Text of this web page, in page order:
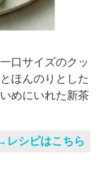
口サイズのクッ
ほんのりとした
めにいれた新茶
レシピはこちら